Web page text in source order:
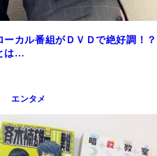
カル番組がＤＶＤで絶好調！？
は…
エンタメ